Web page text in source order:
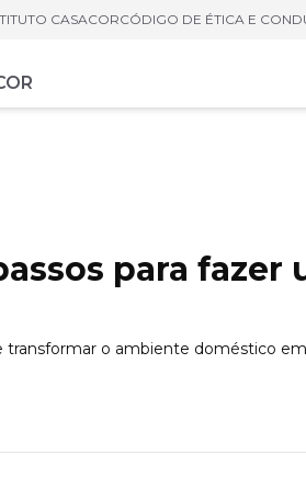
CASACORCÓDIGO DE ÉTICA E
para fazer
transformar o ambiente doméstico